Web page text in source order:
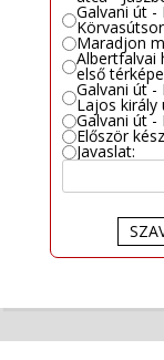
Galvani út -
Körvasútsor
Maradjon
Albertfalvai
első
Galvani út -
Lajos király
Galvani út
Először
Javaslat: